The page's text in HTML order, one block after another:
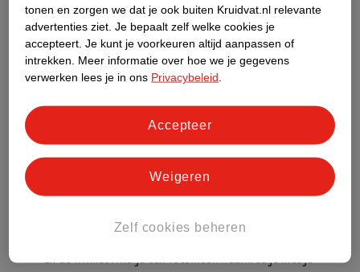
Ook in deze winkel
Kruidvat.nl ophaalpunt
Laat je bestelling snel en gemakkelijk bezorgen in de
Kruidvat is een gecertificeerd drogist. Dit betekent dat je
In de winkel vind je een fotokiosk waarmee je met je
tonen en zorgen we dat je ook buiten Kruidvat.nl relevante
advertenties ziet. Je bepaalt zelf welke cookies je
accepteert. Je kunt je voorkeuren altijd aanpassen of
intrekken.
Meer informatie over hoe we je gegevens
verwerken lees je in ons Privacybeleid
Zelf cookies beheren
Weigeren
Accepteer